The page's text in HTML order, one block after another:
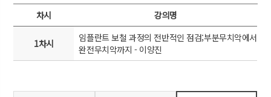
차시 강의명
1차시
임플란트 보철 과정의 전반적인 점검;부분무치악에서
완전무치악까지 - 이양진